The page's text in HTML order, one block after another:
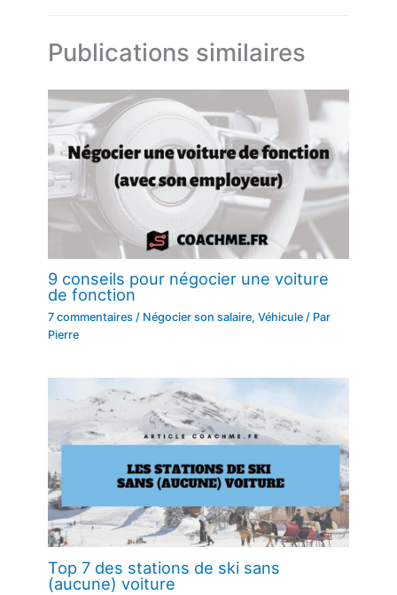
Publications similaires
9 conseils pour négocier une voiture
de fonction
7 commentaires / Négocier son salaire,Véhicule / Par
Pierre
Top 7 des stations de ski sans
(aucune) voiture